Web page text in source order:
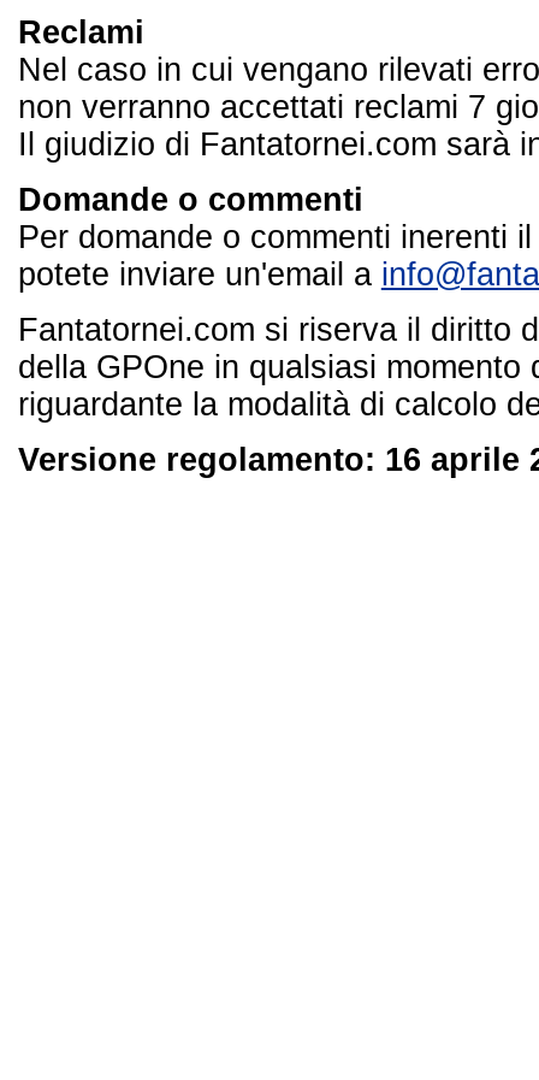
Reclami
Nel caso in cui vengano rilevati
non verranno accettati reclami 7
Il giudizio di Fantatornei.com sarà
Domande o commenti
Per domande o commenti inerenti
potete inviare un'email a
Fantatornei.com si riserva il diritto
della GPOne in qualsiasi
riguardante la modalità di calcolo
Versione regolamento: 16 aprile